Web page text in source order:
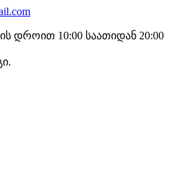
დროით 10:00 საათიდან 20:00